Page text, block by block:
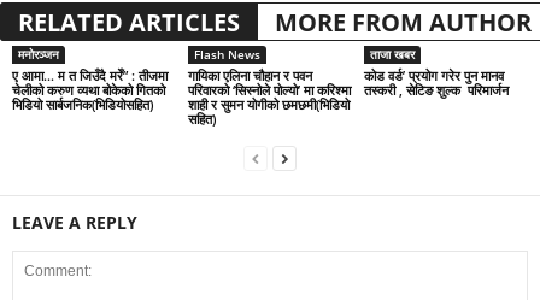
RELATED ARTICLES MORE FROM AUTHOR
मनोरञ्जन
ए आमा… म त जिउँदै मरेँ” : तीजमा
चेलीको करुण व्यथा बोकेको गितको
भिडियो सार्बजनिक(भिडियोसहित)
Flash News
गायिका एलिना चौहान र पवन
परिवारको ‘सिस्नोले पोल्यो’ मा करिश्मा
शाही र सुमन योगीको छमछमी(भिडियो
सहित)
ताजा खबर
कोड वर्ड’ प्रयोग गरेर पुन मानव
तस्करी , सेटिङ शुल्क परिमार्जन
LEAVE A REPLY